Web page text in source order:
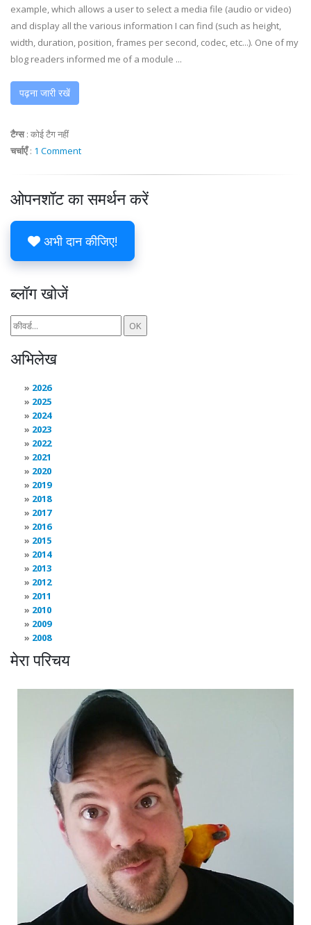
example, which allows a user to select a media file (audio or video)
and display all the various information I can find (such as height,
width, duration, position, frames per second, codec, etc...). One of my
blog readers informed me of a module ...
पढ़ना जारी रखें
टैग्स: कोई टैग नहीं
चर्चाएँ: 1 Comment
ओपनशॉट का समर्थन करें
अभी दान कीजिए!
ब्लॉग खोजें
अभिलेख
2026
2025
2024
2023
2022
2021
2020
2019
2018
2017
2016
2015
2014
2013
2012
2011
2010
2009
2008
मेरा परिचय